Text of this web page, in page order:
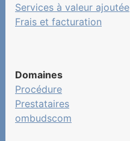
Services à valeur ajoutée
Frais et facturation
Domaines
Procédure
Prestataires
ombudscom